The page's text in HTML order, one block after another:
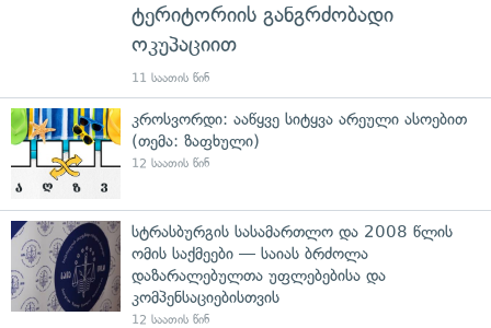
ტერიტორიის განგრძობადი
ოკუპაციით
11 საათის წინ
კროსვორდი: ააწყვე სიტყვა არეული ასოებით
(თემა: ზაფხული)
12 საათის წინ
სტრასბურგის სასამართლო და 2008 წლის
ომის საქმეები — საიას ბრძოლა
დაზარალებულთა უფლებებისა და
კომპენსაციებისთვის
12 საათის წინ